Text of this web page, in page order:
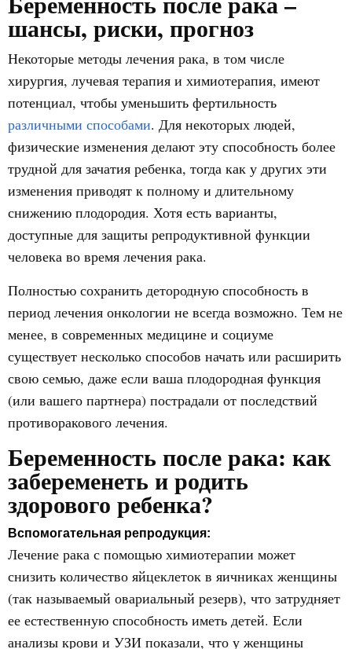
шансы, риски, прогноз
Некоторые методы лечения рака, в том числе
хирургия, лучевая терапия и химиотерапия, имеют
потенциал, чтобы уменьшить фертильность
различными способами. Для некоторых людей,
физические изменения делают эту способность более
трудной для зачатия ребенка, тогда как у других эти
изменения приводят к полному и длительному
снижению плодородия. Хотя есть варианты,
доступные для защиты репродуктивной функции
человека во время лечения рака.
Полностью сохранить детородную способность в
период лечения онкологии не всегда возможно. Тем не
менее, в современных медицине и социуме
существует несколько способов начать или расширить
свою семью, даже если ваша плодородная функция
(или вашего партнера) пострадали от последствий
противоракового лечения.
Беременность после рака: как
забеременеть и родить
здорового ребенка?
Вспомогательная репродукция:
Лечение рака с помощью химиотерапии может
снизить количество яйцеклеток в яичниках женщины
(так называемый овариальный резерв), что затрудняет
ее естественную способность иметь детей. Если
анализы крови и УЗИ показали, что у женщины